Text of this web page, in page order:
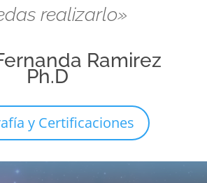
realizarlo»
Ramirez
Ph.D
y Certificaciones